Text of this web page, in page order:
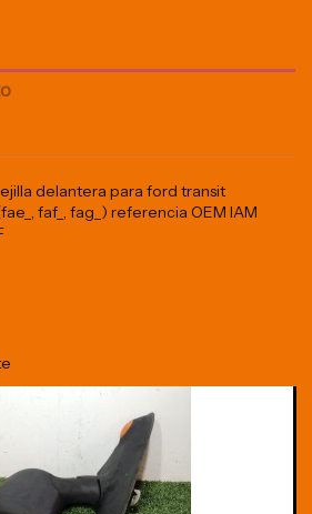
delantera para ford transit
faf_, fag_) referencia OEM IAM